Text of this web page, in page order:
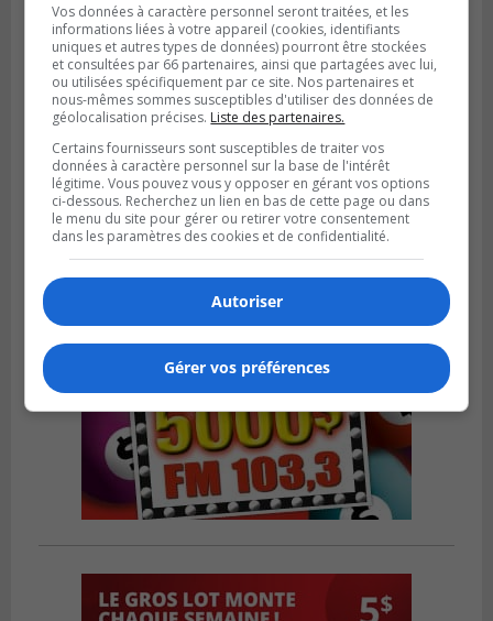
BOUCHERVILLE
Publié le 27 juillet 2026 à 19h58
Metro prend les moyens pour protéger son
personnel cadre
Vos données à caractère personnel seront traitées, et les
informations liées à votre appareil (cookies, identifiants
uniques et autres types de données) pourront être stockées
et consultées par 66 partenaires, ainsi que partagées avec lui,
ou utilisées spécifiquement par ce site. Nos partenaires et
nous-mêmes sommes susceptibles d'utiliser des données de
géolocalisation précises. Liste des partenaires.
Certains fournisseurs sont susceptibles de traiter vos
données à caractère personnel sur la base de l'intérêt
légitime. Vous pouvez vous y opposer en gérant vos options
ci-dessous. Recherchez un lien en bas de cette page ou dans
le menu du site pour gérer ou retirer votre consentement
dans les paramètres des cookies et de confidentialité.
Autoriser
Gérer vos préférences